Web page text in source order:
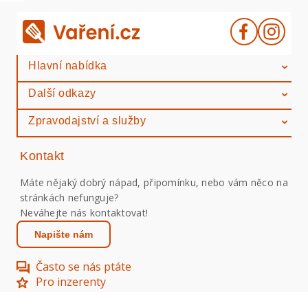
Hlavní nabídka
Další odkazy
Zpravodajství a služby
Kontakt
Máte nějaký dobrý nápad, připomínku, nebo vám něco na
stránkách nefunguje?
Neváhejte nás kontaktovat!
Napište nám
Často se nás ptáte
Pro inzerenty